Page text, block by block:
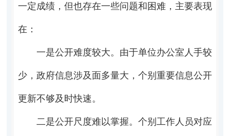
一定成绩，但也存在一些问题和困难，主要表现
在：
一是公开难度较大。由于单位办公室人手较
少，政府信息涉及面多量大，个别重要信息公开
更新不够及时快速。
二是公开尺度难以掌握。个别工作人员对应